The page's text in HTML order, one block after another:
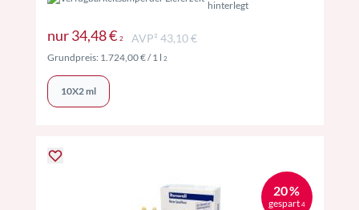
hinterlegt
nur34,48 € 2Preise inkl. MwSt. ggf. zzgl. Versand
AVP² 43,10 €
Grundpreis: 1.724,00 €/ 1 l 2Preise inkl. MwSt. ggf. zzgl. Versand
10X2 ml
20 %
gespart 4